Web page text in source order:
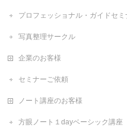
プロフェッショナル・ガイドセミ
写真整理サークル
企業のお客様
セミナーご依頼
ノート講座のお客様
方眼ノート１dayベーシック講座